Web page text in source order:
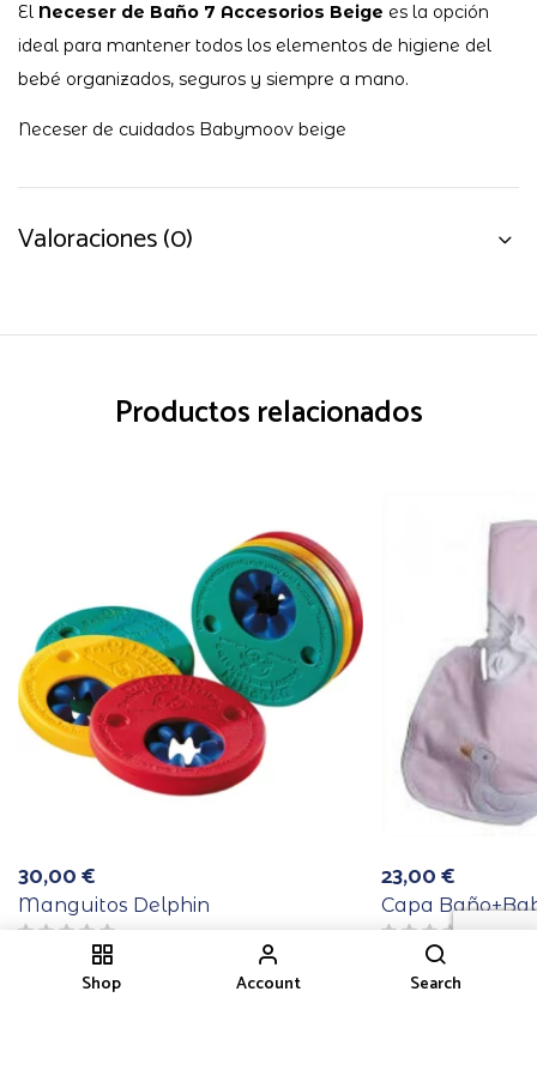
Shop Account Search
El Neceser de Baño 7 Accesorios Beige es la opción
ideal para mantener todos los elementos de higiene del
bebé organizados, seguros y siempre a mano.
Neceser de cuidados Babymoov beige
Valoraciones (0)
Productos relacionados
30,00€
Manguitos Delphin
23,00€
Capa